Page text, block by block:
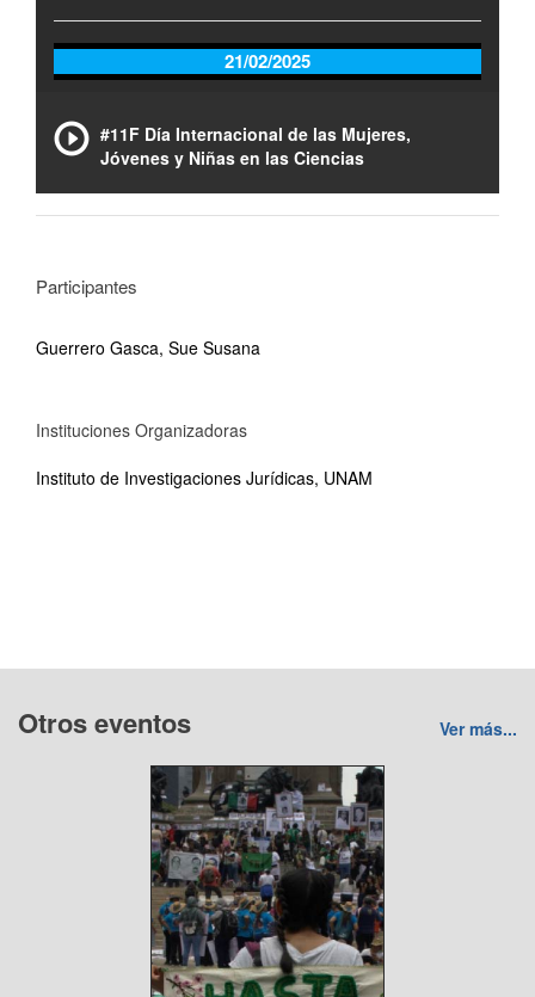
21/02/2025
#11F Día Internacional de las Mujeres,
Jóvenes y Niñas en las Ciencias
Participantes
Guerrero Gasca, Sue Susana
Instituciones Organizadoras
Instituto de Investigaciones Jurídicas, UNAM
Otros eventos Ver más...